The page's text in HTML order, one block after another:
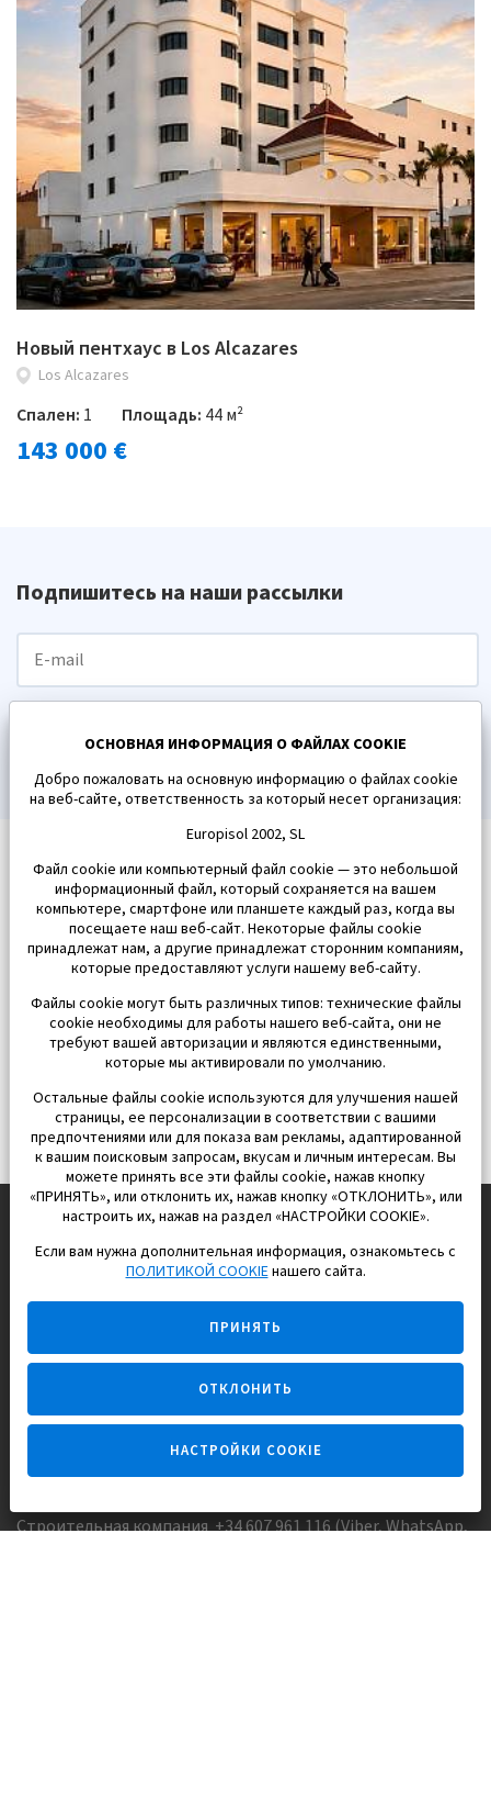
Новый пентхаус в Los Alcazares
Los Alcazares
Спален: 1 Площадь: 44 м²
143 000 €
Подпишитесь на наши рассылки
ПОДПИСАТЬСЯ
EUROPISOL 2002 S.L.
Строим и продаем дома
для счастливой жизни в Испании
Задайте вопрос
Строительная компания +34 607 961 116 (Viber, WhatsApp,
ОСНОВНАЯ ИНФОРМАЦИЯ О ФАЙЛАХ COOKIE
Добро пожаловать на основную информацию о файлах cookie
на веб-сайте, ответственность за который несет организация:
Europisol 2002, SL
Файл cookie или компьютерный файл cookie — это небольшой
информационный файл, который сохраняется на вашем
компьютере, смартфоне или планшете каждый раз, когда вы
посещаете наш веб-сайт. Некоторые файлы cookie
принадлежат нам, а другие принадлежат сторонним компаниям,
которые предоставляют услуги нашему веб-сайту.
Файлы cookie могут быть различных типов: технические файлы
cookie необходимы для работы нашего веб-сайта, они не
требуют вашей авторизации и являются единственными,
которые мы активировали по умолчанию.
Остальные файлы cookie используются для улучшения нашей
страницы, ее персонализации в соответствии с вашими
предпочтениями или для показа вам рекламы, адаптированной
к вашим поисковым запросам, вкусам и личным интересам. Вы
можете принять все эти файлы cookie, нажав кнопку
«ПРИНЯТЬ», или отклонить их, нажав кнопку «ОТКЛОНИТЬ», или
настроить их, нажав на раздел «НАСТРОЙКИ COOKIE».
Если вам нужна дополнительная информация, ознакомьтесь с
ПОЛИТИКОЙ COOKIEнашего сайта.
ПРИНЯТЬ
ОТКЛОНИТЬ
НАСТРОЙКИ COOKIE